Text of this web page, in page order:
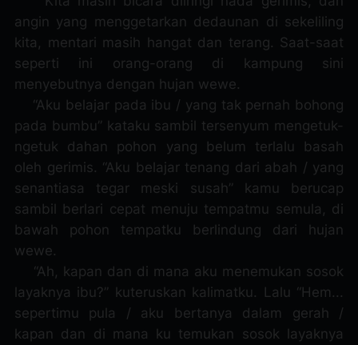
angin yang menggetarkan dedaunan di sekeliling
kita, mentari masih hangat dan terang. Saat-saat
seperti ini orang-orang di kampung sini
menyebutnya dengan hujan wewe.
“Aku belajar pada ibu / yang tak pernah bohong
pada bumbu” kataku sambil tersenyum mengetuk-
ngetuk dahan pohon yang belum terlalu basah
oleh gerimis. “Aku belajar tenang dari abah / yang
senantiasa tegar meski susah” kamu berucap
sambil berlari cepat menuju tempatmu semula, di
bawah pohon tempatku berlindung dari hujan
wewe.
“Ah, kapan dan di mana aku menemukan sosok
layaknya ibu?” kuteruskan kalimatku. Lalu “Hem...
sepertimu pula / aku bertanya dalam gerah /
kapan dan di mana ku temukan sosok layaknya